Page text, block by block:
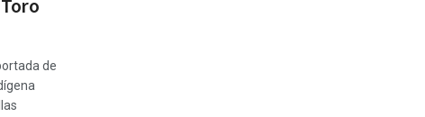
de